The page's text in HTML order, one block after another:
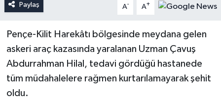
Paylaş A- A+
Pençe-Kilit Harekâtı bölgesinde meydana gelen
askeri araç kazasında yaralanan Uzman Çavuş
Abdurrahman Hilal, tedavi gördüğü hastanede
tüm müdahalelere rağmen kurtarılamayarak şehit
oldu.